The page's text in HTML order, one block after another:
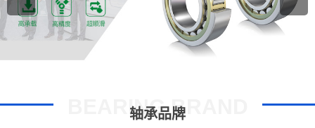
轴承品牌
BEARING BRAND
TIMKEN轴承